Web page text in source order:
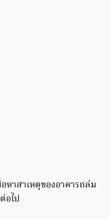
หาสาเหตุของอาคารถล่ม
อไป